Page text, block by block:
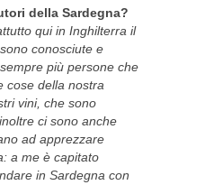
della Sardegna?
qui in Inghilterra il
conosciute e
più persone che
cose della nostra
vini, che sono
ci sono anche
ad apprezzare
a me è capitato
in Sardegna con